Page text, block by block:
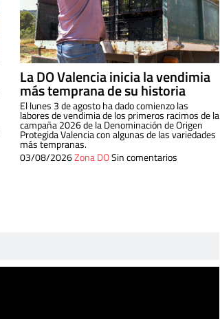
La DO Valencia inicia la vendimia
más temprana de su historia
El lunes 3 de agosto ha dado comienzo las
labores de vendimia de los primeros racimos de la
campaña 2026 de la Denominación de Origen
Protegida Valencia con algunas de las variedades
más tempranas.
03/08/2026Zona DOSin comentarios